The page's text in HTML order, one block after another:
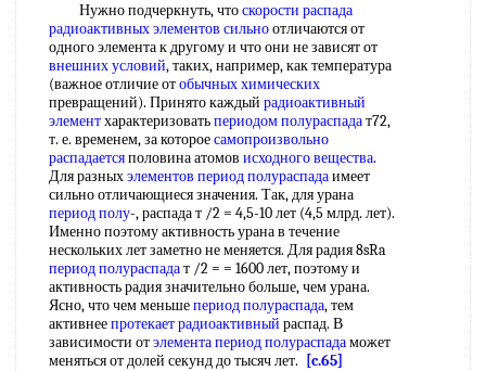
Нужно подчеркнуть, чтоскорости распада
радиоактивныхэлементов сильноотличаются от
одного элемента к другому и что они не зависят от
внешних условий, таких, например, как температура
(важное отличие отобычных химических
превращений). Принято каждый радиоактивный
элементхарактеризоватьпериодом полураспадат72,
т. е. временем, за котороесамопроизвольно
распадаетсяполовина атомов исходного вещества.
Для разныхэлементов период полураспадаимеет
сильно отличающиеся значения. Так, для урана
период полу-, распада т /2 = 4,5-10 лет (4,5 млрд. лет).
Именно поэтому активность урана в течение
нескольких лет заметно не меняется. Для радия 8sRa
период полураспадат /2 = = 1600 лет, поэтому и
активность радия значительно больше, чем урана.
Ясно, что чем меньшепериод полураспада, тем
активнеепротекает радиоактивный распад. В
зависимости отэлемента период полураспадаможет
меняться от долей секунд до тысяч лет.
[c.65]